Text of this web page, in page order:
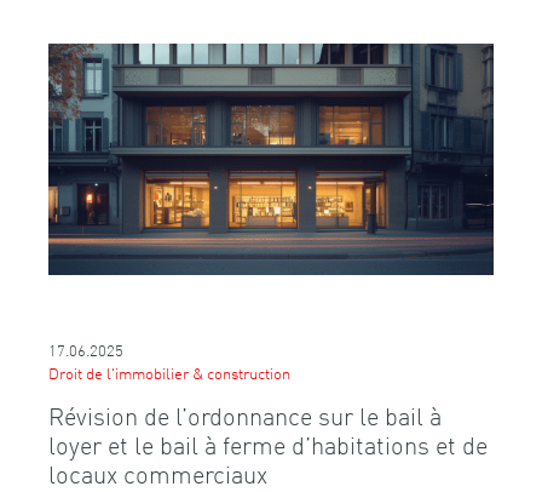
17.06.2025
Droit de l'immobilier & construction
Révision de l’ordonnance sur le bail à
loyer et le bail à ferme d’habitations et de
locaux commerciaux